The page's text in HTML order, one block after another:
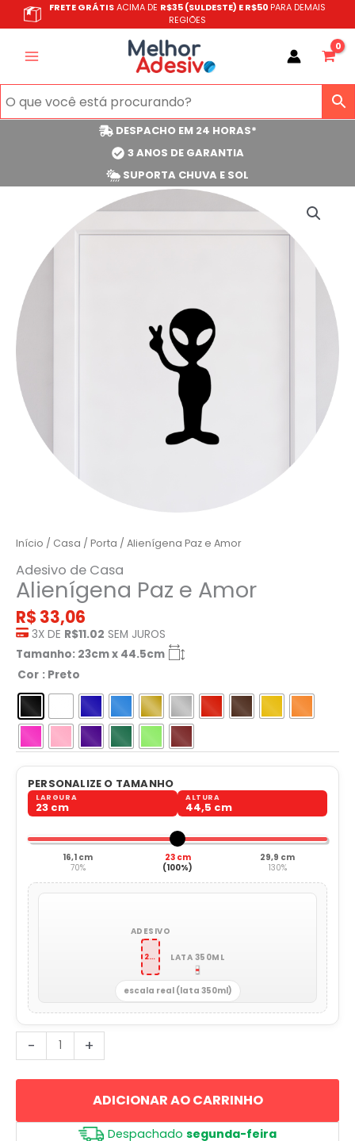
para
FRETE GRÁTISACIMA DE R$35 (SULDESTE) E R$50 PARA DEMAIS
REGIÕES
DESPACHO EM 24 HORAS*
3 ANOS DE GARANTIA
SUPORTA CHUVA E SOL
Início / Casa / Porta / Alienígena Paz e Amor
Adesivo de Casa
Alienígena Paz e Amor
R$ 33,06
3X DE R$11.02 SEM JUROS
Tamanho: 23cm x 44.5cm
Cor : Preto
PERSONALIZE O TAMANHO
LARGURA
23 cm
ALTURA
44,5 cm
16,1 cm
70%
23 cm
(100%)
29,9 cm
130%
ADESIVO
23 x 44,5 cm LATA 350ML
escala real (lata 350ml)
-
Alienígena
Paz
e
quantidade
+
ADICIONAR AO CARRINHO
Despachado segunda-feira